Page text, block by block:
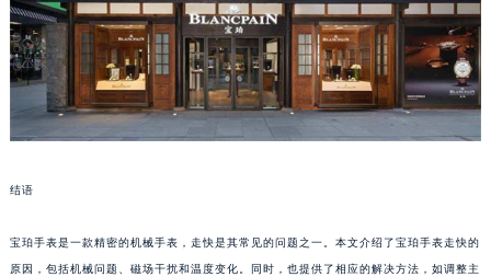
结语
宝珀手表是一款精密的机械手表，走快是其常见的问题之一。本文介绍了宝珀手表走快的
原因，包括机械问题、磁场干扰和温度变化。同时，也提供了相应的解决方法，如调整主